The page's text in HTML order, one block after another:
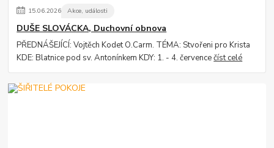
15.06.2026 Akce, události
DUŠE SLOVÁCKA, Duchovní obnova
PŘEDNÁŠEJÍCÍ: Vojtěch Kodet O.Carm. TÉMA: Stvořeni pro Krista
KDE: Blatnice pod sv. Antonínkem KDY: 1. - 4. červencečíst celé